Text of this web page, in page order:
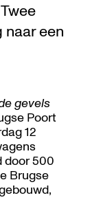
een
gevels
Poort
12
door 500
Brugse